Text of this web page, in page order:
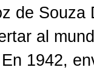
de Souza
al
1942,